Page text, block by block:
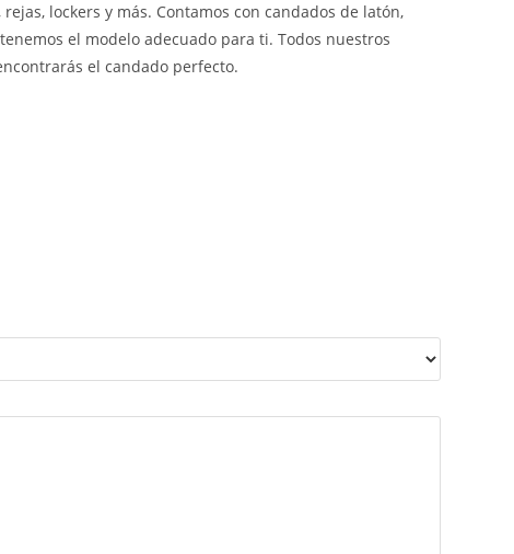
lockers y más. Contamos con candados de latón,
el modelo adecuado para ti. Todos nuestros
el candado perfecto.